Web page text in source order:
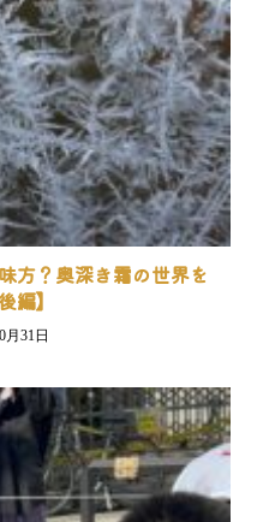
方？奥深き霜の世界を
編】
月31日